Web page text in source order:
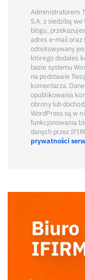
Administratorem
S.A. z siedzibą
blogu,
adres e-mail oraz
odnotowywany
którego dodałeś
bazie systemu
na podstawie
komentarza.
opublikowania
obrony lub
WordPress są w
funkcjonowania
danych przez
prywatności